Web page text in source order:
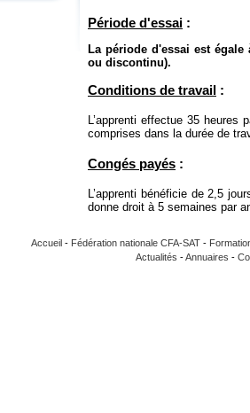
Période d'essai :
La période d'essai est
ou discontinu).
Conditions de travail :
L’apprenti effectue 35
comprises dans la durée de
Congés payés :
L’apprenti bénéficie de 2,5
donne droit à 5 semaines par
Accueil - Fédération nationale CFA-SAT -
Actualités -Annuaires -